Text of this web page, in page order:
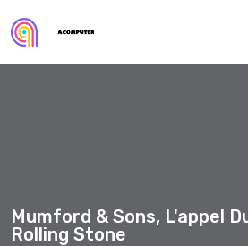
Mumford & Sons, L'appel
Rolling Stone